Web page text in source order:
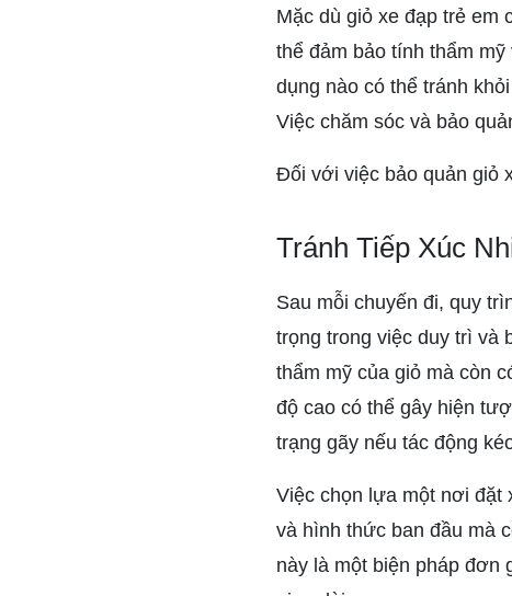
Mặc dù giỏ xe đạp trẻ em
thể đảm bảo tính thẩm mỹ
dụng nào có thể tránh
Việc chăm sóc và bảo
Đối với việc bảo quản giỏ
Tránh Tiếp Xúc
Sau mỗi chuyến đi, quy
trọng trong việc duy trì và
thẩm mỹ của giỏ mà còn
độ cao có thể gây hiện
trạng gãy nếu tác động
Việc chọn lựa một nơi đặt
và hình thức ban đầu mà
này là một biện pháp đơn